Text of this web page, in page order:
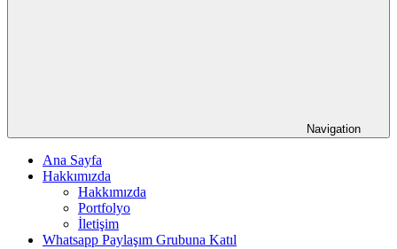
Navigation
Ana Sayfa
Hakkımızda
Hakkımızda
Portfolyo
İletişim
Whatsapp Paylaşım Grubuna Katıl